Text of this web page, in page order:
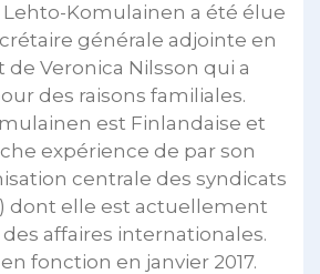
Lehto-Komulainen a été élue
générale adjointe en
Veronica Nilsson qui a
des raisons familiales.
est Finlandaise et
expérience de par son
centrale des syndicats
dont elle est actuellement
affaires internationales.
fonction en janvier 2017.